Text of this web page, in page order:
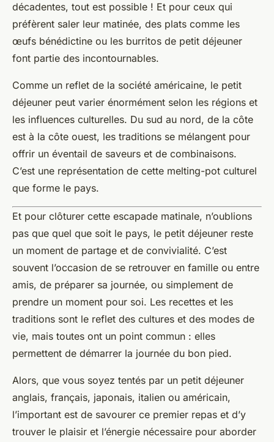
décadentes, tout est possible ! Et pour ceux qui
préfèrent saler leur matinée, des plats comme les
œufs bénédictine ou les burritos de petit déjeuner
font partie des incontournables.
Comme un reflet de la société américaine, le petit
déjeuner peut varier énormément selon les régions et
les influences culturelles. Du sud au nord, de la côte
est à la côte ouest, les traditions se mélangent pour
offrir un éventail de saveurs et de combinaisons.
C’est une représentation de cette melting-pot culturel
que forme le pays.
Et pour clôturer cette escapade matinale, n’oublions
pas que quel que soit le pays, le petit déjeuner reste
un moment de partage et de convivialité. C’est
souvent l’occasion de se retrouver en famille ou entre
amis, de préparer sa journée, ou simplement de
prendre un moment pour soi. Les recettes et les
traditions sont le reflet des cultures et des modes de
vie, mais toutes ont un point commun : elles
permettent de démarrer la journée du bon pied.
Alors, que vous soyez tentés par un petit déjeuner
anglais, français, japonais, italien ou américain,
l’important est de savourer ce premier repas et d’y
trouver le plaisir et l’énergie nécessaire pour aborder